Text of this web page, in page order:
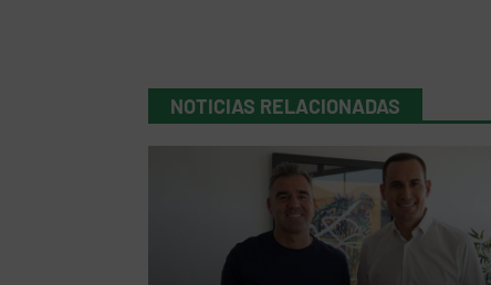
NOTICIAS RELACIONADAS